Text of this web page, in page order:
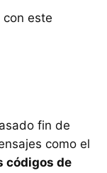
este
fin de
como el
códigos de